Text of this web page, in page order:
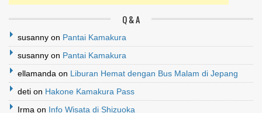
Q & A
susanny on Pantai Kamakura
susanny on Pantai Kamakura
ellamanda on Liburan Hemat dengan Bus Malam di Jepang
deti on Hakone Kamakura Pass
Irma on Info Wisata di Shizuoka